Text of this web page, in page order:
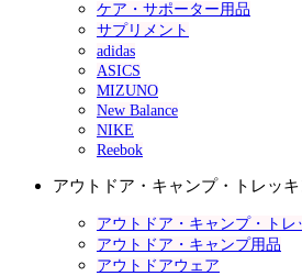
ケア・サポーター用品
サプリメント
adidas
ASICS
MIZUNO
New Balance
NIKE
Reebok
アウトドア・キャンプ・トレッ
アウトドア・キャンプ・ト
アウトドア・キャンプ用品
アウトドアウェア